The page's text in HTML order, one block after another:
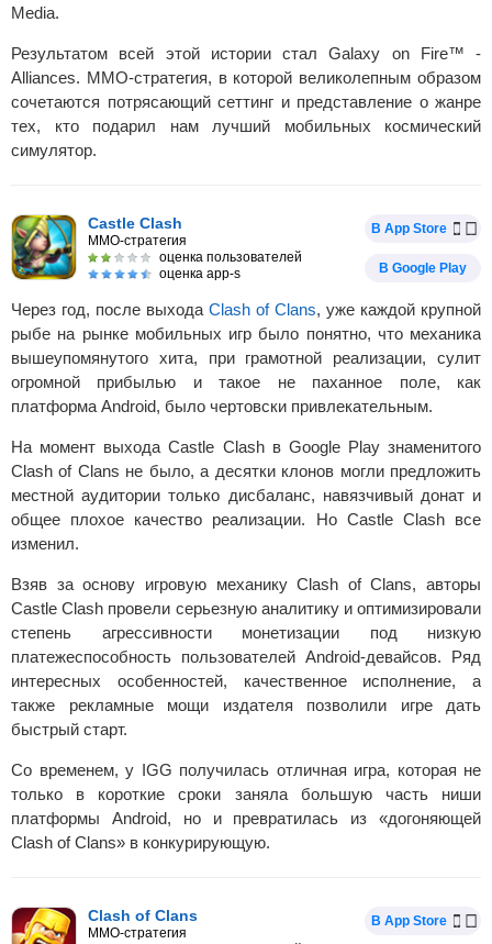
Media.
Результатом всей этой истории стал Galaxy on Fire™ -
Alliances. MMO-стратегия, в которой великолепным образом
сочетаются потрясающий сеттинг и представление о жанре
тех, кто подарил нам лучший мобильных космический
симулятор.
Castle Clash
MMO-стратегия
оценка пользователей
оценка app-s
В App Store
В Google Play
Через год, после выхода Clash of Clans, уже каждой крупной
рыбе на рынке мобильных игр было понятно, что механика
вышеупомянутого хита, при грамотной реализации, сулит
огромной прибылью и такое не паханное поле, как
платформа Android, было чертовски привлекательным.
На момент выхода Castle Clash в Google Play знаменитого
Clash of Clans не было, а десятки клонов могли предложить
местной аудитории только дисбаланс, навязчивый донат и
общее плохое качество реализации. Но Castle Clash все
изменил.
Взяв за основу игровую механику Clash of Clans, авторы
Castle Clash провели серьезную аналитику и оптимизировали
степень агрессивности монетизации под низкую
платежеспособность пользователей Android-девайсов. Ряд
интересных особенностей, качественное исполнение, а
также рекламные мощи издателя позволили игре дать
быстрый старт.
Со временем, у IGG получилась отличная игра, которая не
только в короткие сроки заняла большую часть ниши
платформы Android, но и превратилась из «догоняющей
Clash of Clans» в конкурирующую.
Clash of Clans
MMO-стратегия
В App Store